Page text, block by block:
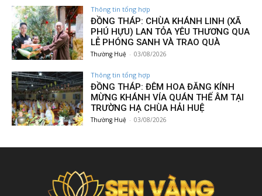
Thông tin tổng hợp
ĐỒNG THÁP: CHÙA KHÁNH LINH (XÃ
PHÚ HỰU) LAN TỎA YÊU THƯƠNG QUA
LỄ PHÓNG SANH VÀ TRAO QUÀ
Thường Huệ - 03/08/2026
Thông tin tổng hợp
ĐỒNG THÁP: ĐÊM HOA ĐĂNG KÍNH
MỪNG KHÁNH VÍA QUÁN THẾ ÂM TẠI
TRƯỜNG HẠ CHÙA HẢI HUỆ
Thường Huệ - 03/08/2026